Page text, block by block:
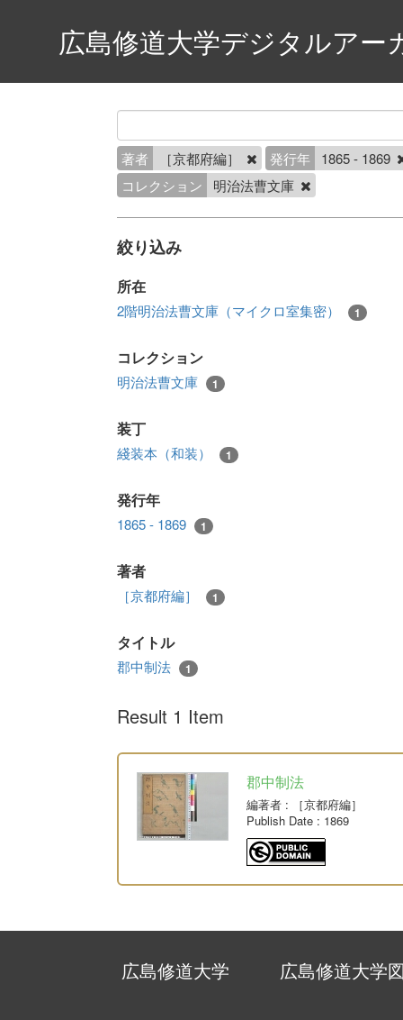
広島修道大学デジタルアー
著者 ［京都府編］ 発行年
1865 - 1869
コレクション
明治法曹文庫
絞り込み
所在
2階明治法曹文庫（マイクロ室集密） 1
コレクション
明治法曹文庫 1
装丁
綫装本（和装） 1
発行年
1865 - 1869 1
著者
［京都府編］ 1
タイトル
郡中制法 1
Result 1 Item
郡中制法
編著者 : ［京都府編］
Publish Date : 1869
広島修道大学 広島修道大学